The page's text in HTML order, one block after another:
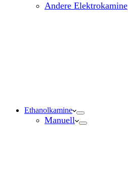
Andere Elektrokamine
Ethanolkamine
Manuell